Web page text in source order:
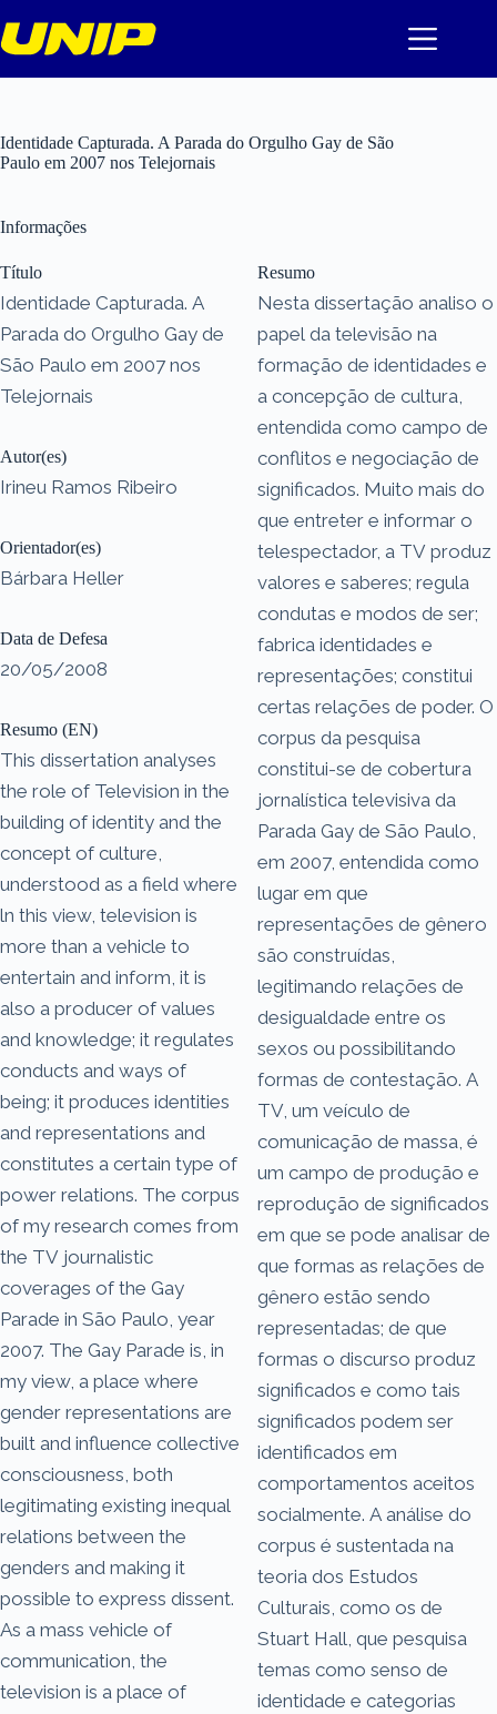
para
o
Identidade Capturada. A Parada do Orgulho Gay de São
Paulo em 2007 nos Telejornais
Informações
Título
Identidade Capturada. A
Parada do Orgulho Gay de
São Paulo em 2007 nos
Telejornais
Autor(es)
Irineu Ramos Ribeiro
Orientador(es)
Bárbara Heller
Data de Defesa
20/05/2008
Resumo (EN)
This dissertation analyses
the role of Television in the
building of identity and the
concept of culture,
understood as a field where
ln this view, television is
more than a vehicle to
entertain and inform, it is
also a producer of values
and knowledge; it regulates
conducts and ways of
being; it produces identities
and representations and
constitutes a certain type of
power relations. The corpus
of my research comes from
the TV journalistic
coverages of the Gay
Parade in São Paulo, year
2007. The Gay Parade is, in
my view, a place where
gender representations are
built and influence collective
consciousness, both
legitimating existing inequal
relations between the
genders and making it
possible to express dissent.
As a mass vehicle of
communication, the
television is a place of
Resumo
Nesta dissertação analiso o
papel da televisão na
formação de identidades e
a concepção de cultura,
entendida como campo de
conflitos e negociação de
significados. Muito mais do
que entreter e informar o
telespectador, a TV produz
valores e saberes; regula
condutas e modos de ser;
fabrica identidades e
representações; constitui
certas relações de poder. O
corpus da pesquisa
constitui-se de cobertura
jornalística televisiva da
Parada Gay de São Paulo,
em 2007, entendida como
lugar em que
representações de gênero
são construídas,
legitimando relações de
desigualdade entre os
sexos ou possibilitando
formas de contestação. A
TV, um veículo de
comunicação de massa, é
um campo de produção e
reprodução de significados
em que se pode analisar de
que formas as relações de
gênero estão sendo
representadas; de que
formas o discurso produz
significados e como tais
significados podem ser
identificados em
comportamentos aceitos
socialmente. A análise do
corpus é sustentada na
teoria dos Estudos
Culturais, como os de
Stuart Hall, que pesquisa
temas como senso de
identidade e categorias